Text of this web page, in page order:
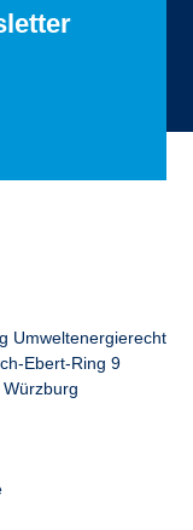
Umweltenergierecht
Ebert-Ring 9